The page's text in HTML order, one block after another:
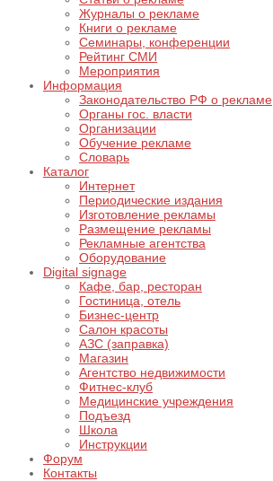
Журналы о рекламе
Книги о рекламе
Семинары, конференции
Рейтинг СМИ
Мероприятия
Информация
Законодательство РФ о рекламе
Органы гос. власти
Организации
Обучение рекламе
Словарь
Каталог
Интернет
Периодические издания
Изготовление рекламы
Размещение рекламы
Рекламные агентства
Оборудование
Digital signage
Кафе, бар, ресторан
Гостиница, отель
Бизнес-центр
Салон красоты
АЗС (заправка)
Магазин
Агентство недвижимости
Фитнес-клуб
Медицинские учреждения
Подъезд
Школа
Инструкции
Форум
Контакты